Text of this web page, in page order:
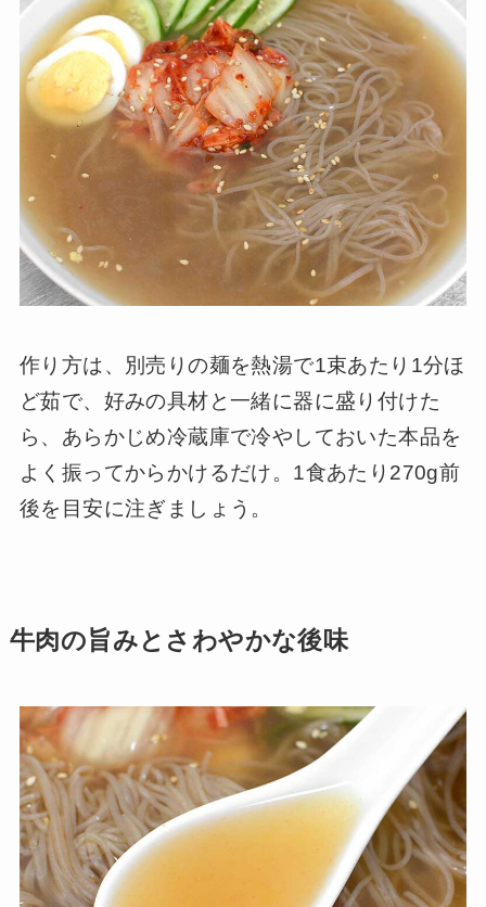
作り方は、別売りの麺を熱湯で1束あたり1分ほ
ど茹で、好みの具材と一緒に器に盛り付けた
ら、あらかじめ冷蔵庫で冷やしておいた本品を
よく振ってからかけるだけ。1食あたり270g前
後を目安に注ぎましょう。
牛肉の旨みとさわやかな後味